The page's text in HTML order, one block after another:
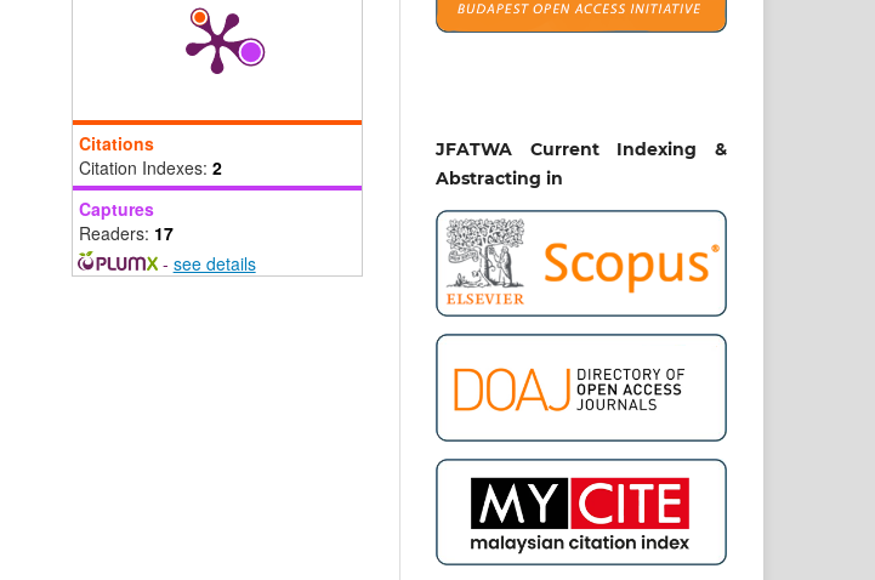
Citations
Citation Indexes: 2
Captures
Readers: 17
- see details
JFATWA Current Indexing &
Abstracting in